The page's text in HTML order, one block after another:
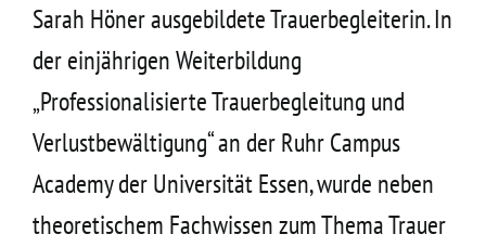
Kontakt
Sarah Höner ausgebildete Trauerbegleiterin. In
der einjährigen Weiterbildung
„Professionalisierte Trauerbegleitung und
Verlustbewältigung“ an der Ruhr Campus
Academy der Universität Essen, wurde neben
theoretischem Fachwissen zum Thema Trauer